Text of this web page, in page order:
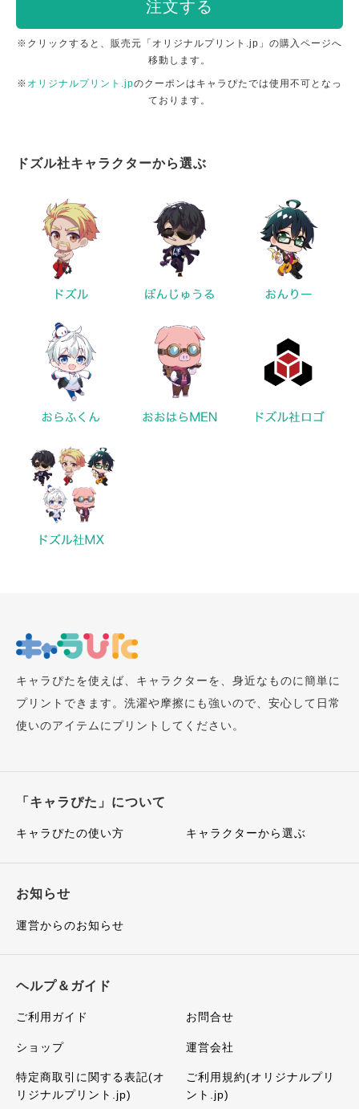
注文する
※クリックすると、販売元「オリジナルプリント.jp」の購入ページへ
移動します。
※ オリジナルプリント.jpのクーポンはキャラぴたでは使用不可となっ
ております。
ドズル社キャラクターから選ぶ
キャラぴたを使えば、キャラクターを、身近なものに簡単に
プリントできます。洗濯や摩擦にも強いので、安心して日常
使いのアイテムにプリントしてください。
「キャラぴた」について
キャラぴたの使い方 キャラクターから選ぶ
お知らせ
運営からのお知らせ
ヘルプ＆ガイド
ご利用ガイド お問合せ
ショップ 運営会社
特定商取引に関する表記(オ
リジナルプリント.jp)
ご利用規約(オリジナルプリ
ント.jp)